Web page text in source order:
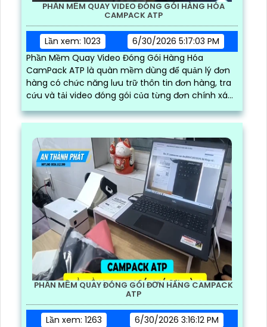
PHẦN MỀM QUAY VIDEO ĐÓNG GÓI HÀNG HÓA
CAMPACK ATP
Lần xem: 1023
6/30/2026 5:17:03 PM
Phần Mềm Quay Video Đóng Gói Hàng Hóa
CamPack ATP là quàn mềm dùng để quản lý đơn
hàng có chức năng lưu trữ thôn tin đơn hàng, tra
cứu và tải video đóng gói của từng đơn chính xác
và nhanh chóng
PHẦN MỀM QUAY ĐÓNG GÓI ĐƠN HÀNG CAMPACK
ATP
Lần xem: 1263
6/30/2026 3:16:12 PM